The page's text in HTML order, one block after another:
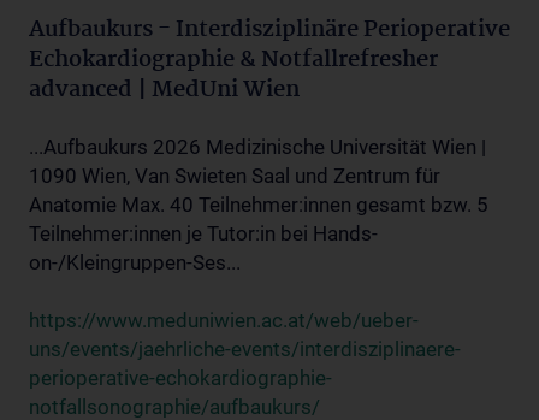
Aufbaukurs - Interdisziplinäre Perioperative
Echokardiographie & Notfallrefresher
advanced | MedUni Wien
...Aufbaukurs 2026 Medizinische Universität Wien |
1090 Wien, Van Swieten Saal und Zentrum für
Anatomie Max. 40 Teilnehmer:innen gesamt bzw. 5
Teilnehmer:innen je Tutor:in bei Hands-
on-/Kleingruppen-Ses...
https://www.meduniwien.ac.at/web/ueber-
uns/events/jaehrliche-events/interdisziplinaere-
perioperative-echokardiographie-
notfallsonographie/aufbaukurs/